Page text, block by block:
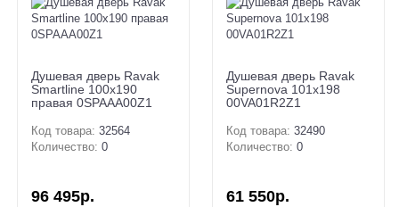
Душевая дверь Ravak
Smartline 100x190
правая 0SPAAA00Z1
Код товара: 32564
Количество: 0
96 495р.
Душевая дверь Ravak
Supernova 101x198
00VA01R2Z1
Код товара: 32490
Количество: 0
61 550р.